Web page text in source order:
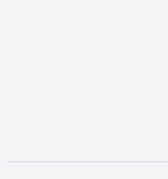
opens in new